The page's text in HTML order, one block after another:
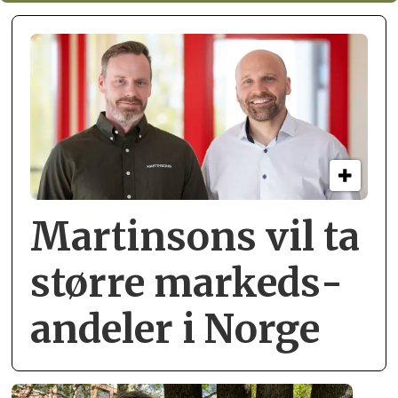
Martinsons vil ta
større markeds­
andeler i Norge